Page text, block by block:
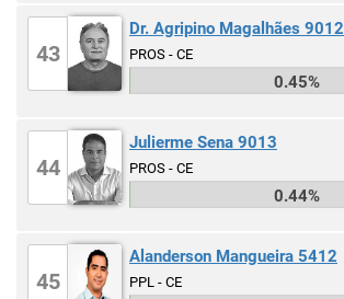
43
Dr. Agripino Magalhães 9012
PROS - CE
0.45%
44
Julierme Sena 9013
PROS - CE
0.44%
45
Alanderson Mangueira 5412
PPL - CE